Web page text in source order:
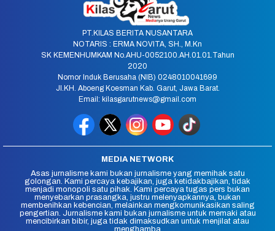
PT.KILAS BERITA NUSANTARA
NOTARIS : ERMA NOVITA, SH., M.Kn
SK KEMENHUMKAM No.AHU-0052100.AH.01.01.Tahun
2020
Nomor Induk Berusaha (NIB) 0248010041699
Jl.KH. Aboeng Koesman Kab. Garut, Jawa Barat.
Email: kilasgarutnews@gmail.com
MEDIA NETWORK
Asas jurnalisme kami bukan jurnalisme yang memihak satu
golongan. Kami percaya kebajikan, juga ketidakbajikan, tidak
menjadi monopoli satu pihak. Kami percaya tugas pers bukan
menyebarkan prasangka, justru melenyapkannya, bukan
membenihkan kebencian, melainkan mengkomunikasikan saling
pengertian. Jurnalisme kami bukan jurnalisme untuk memaki atau
mencibirkan bibir, juga tidak dimaksudkan untuk menjilat atau
menghamba